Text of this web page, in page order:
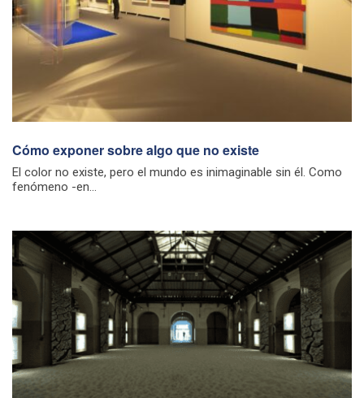
Cómo exponer sobre algo que no existe
El color no existe, pero el mundo es inimaginable sin él. Como
fenómeno -en...